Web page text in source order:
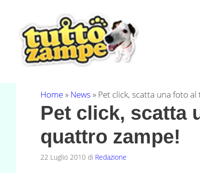
contenuto
Home» News » Pet click, scatta una foto
Pet click, scatta
quattro zampe!
22 Luglio 2010 di Redazione